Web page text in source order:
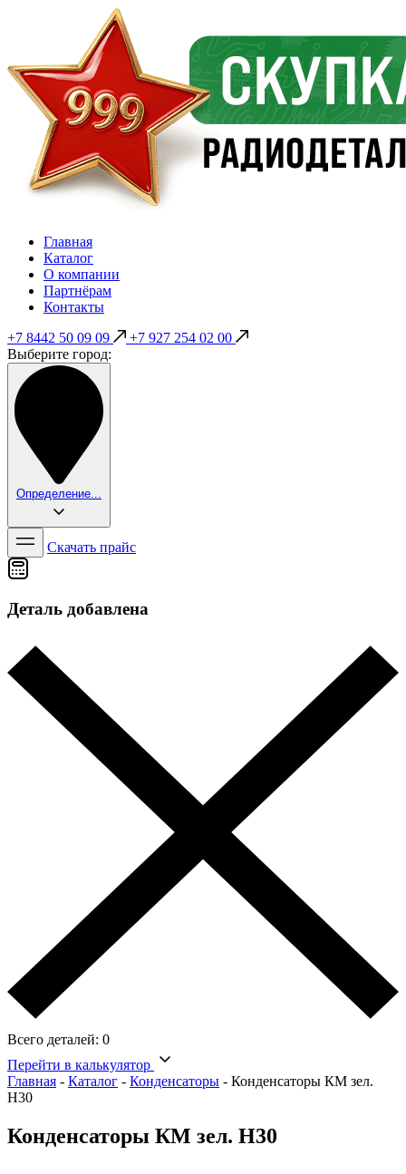
Главная
Каталог
О компании
Партнёрам
Контакты
+7 8442 50 09 09
+7 927 254 02 00
Выберите город:
Определение...
Скачать прайс
Деталь добавлена
Всего деталей: 0
Перейти в калькулятор
Главная - Каталог - Конденсаторы - Конденсаторы КМ зел.
Н30
Конденсаторы КМ зел. Н30